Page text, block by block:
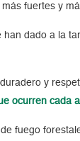
fuertes y
dado a la
, duradero y
ocurren cada
fuego